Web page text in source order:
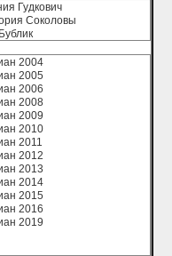
Гудкович
Соколовы
2004
2005
2006
2008
2009
2010
2011
2012
2013
2014
2015
2016
2019